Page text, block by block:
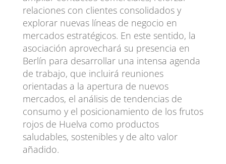
relaciones con clientes consolidados y
explorar nuevas líneas de negocio en
mercados estratégicos. En este sentido, la
asociación aprovechará su presencia en
Berlín para desarrollar una intensa agenda
de trabajo, que incluirá reuniones
orientadas a la apertura de nuevos
mercados, el análisis de tendencias de
consumo y el posicionamiento de los frutos
rojos de Huelva como productos
saludables, sostenibles y de alto valor
añadido.